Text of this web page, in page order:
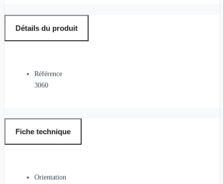
Détails du produit
Référence
3060
Fiche technique
Orientation